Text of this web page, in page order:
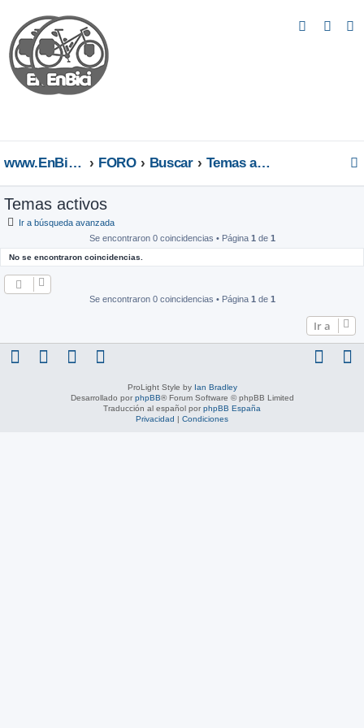
www.EnBici.eu FORO Buscar Temas activos
Temas activos
Ir a búsqueda avanzada
Se encontraron 0 coincidencias • Página 1 de 1
No se encontraron coincidencias.
Se encontraron 0 coincidencias • Página 1 de 1
Ir a
ProLight Style by Ian Bradley
Desarrollado por phpBB® Forum Software © phpBB Limited
Traducción al español por phpBB España
Privacidad | Condiciones